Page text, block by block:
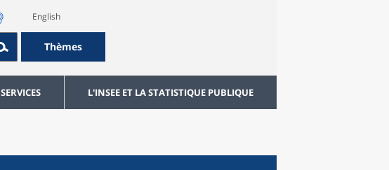
English
Thèmes
SERVICES L'INSEE ET LA STATISTIQUE PUBLIQUE